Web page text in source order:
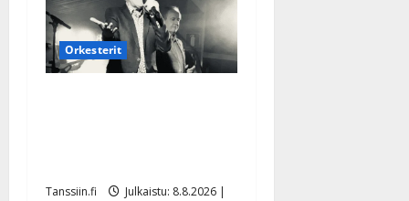
Orkesterit
Tanssiin.fi
Julkaistu: 8.8.2026 |